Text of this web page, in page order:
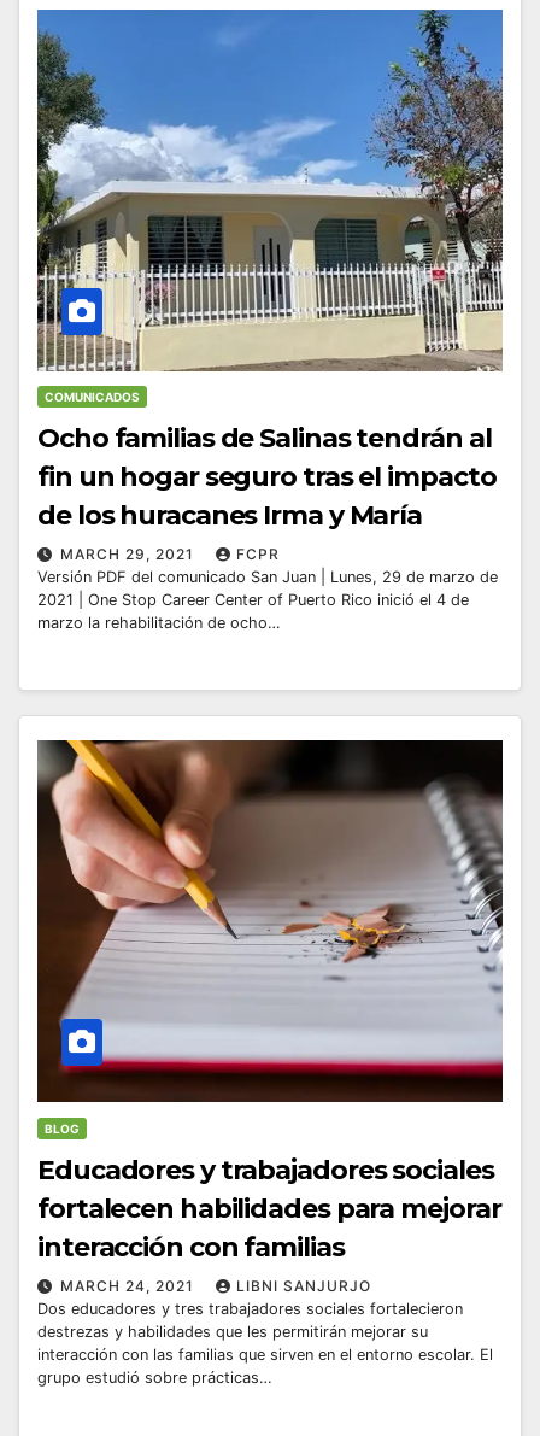
COMUNICADOS
Ocho familias de Salinas tendrán al
fin un hogar seguro tras el impacto
de los huracanes Irma y María
MARCH 29, 2021
FCPR
Versión PDF del comunicado San Juan | Lunes, 29 de marzo de
2021 | One Stop Career Center of Puerto Rico inició el 4 de
marzo la rehabilitación de ocho…
BLOG
Educadores y trabajadores sociales
fortalecen habilidades para mejorar
interacción con familias
MARCH 24, 2021
LIBNI SANJURJO
Dos educadores y tres trabajadores sociales fortalecieron
destrezas y habilidades que les permitirán mejorar su
interacción con las familias que sirven en el entorno escolar. El
grupo estudió sobre prácticas…